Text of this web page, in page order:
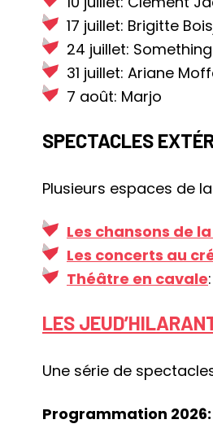
17 juillet: Brigitte
24 juillet:
31 juillet: Ariane
7 août: Marjo
SPECTACLES
Plusieurs espaces de
Les chansons de
Les concerts au
Théâtre en cavale
LES
Une série de
Programmation 2026: